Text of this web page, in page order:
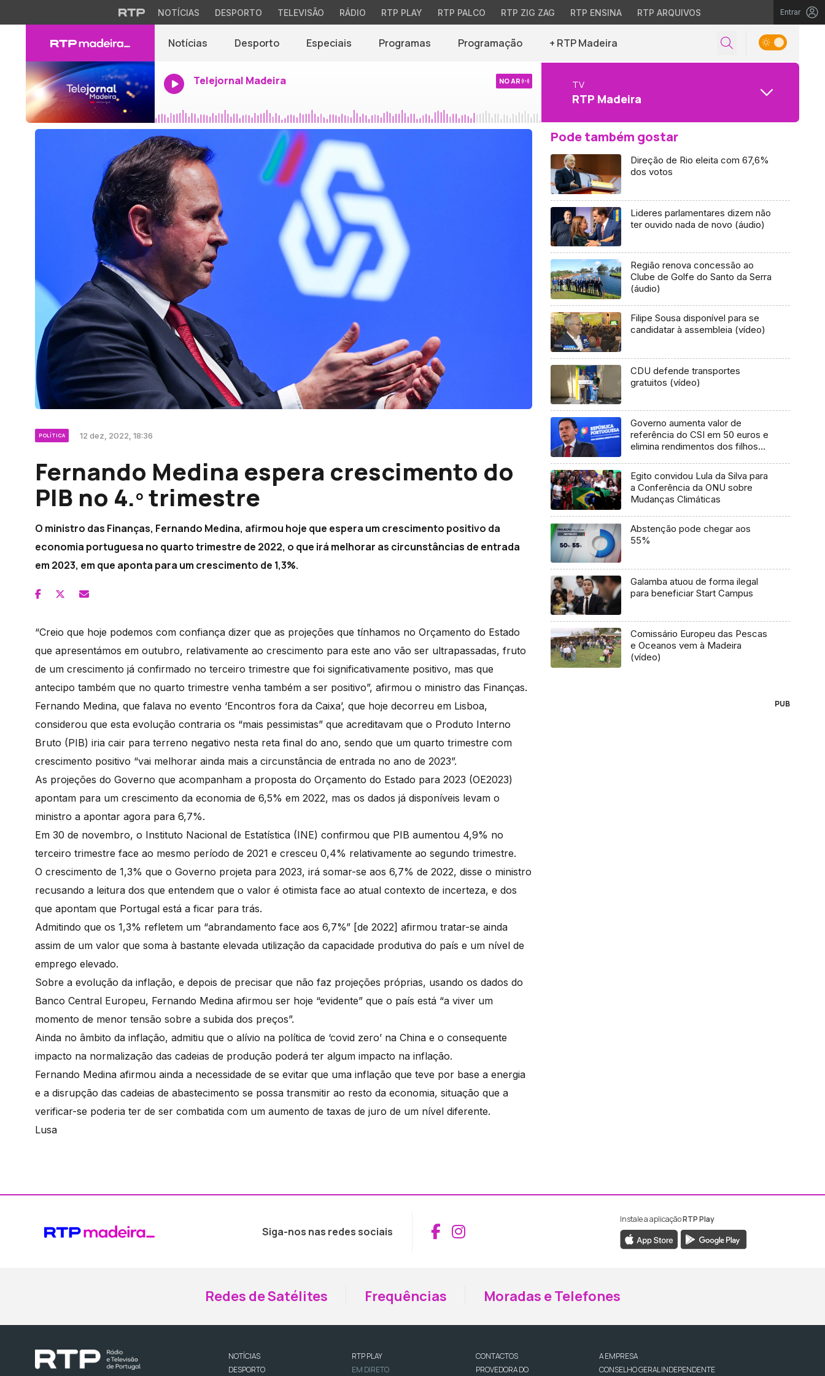
NOTÍCIAS DESPORTO TELEVISÃO RÁDIO RTP PLAY RTP PALCO RTP ZIG ZAG RTP ENSINA RTP ARQUIVOS Entrar
Notícias Desporto Especiais Programas Programação + RTP Madeira
Telejornal Madeira NO AR TV
RTP Madeira
POLÍTICA 12 dez, 2022, 18:36
Fernando Medina espera crescimento do
PIB no 4.º trimestre
O ministro das Finanças, Fernando Medina, afirmou hoje que espera um crescimento positivo da
economia portuguesa no quarto trimestre de 2022, o que irá melhorar as circunstâncias de entrada
em 2023, em que aponta para um crescimento de 1,3%.
“Creio que hoje podemos com confiança dizer que as projeções que tínhamos no Orçamento do Estado
que apresentámos em outubro, relativamente ao crescimento para este ano vão ser ultrapassadas, fruto
de um crescimento já confirmado no terceiro trimestre que foi significativamente positivo, mas que
antecipo também que no quarto trimestre venha também a ser positivo”, afirmou o ministro das Finanças.
Fernando Medina, que falava no evento ‘Encontros fora da Caixa’, que hoje decorreu em Lisboa,
considerou que esta evolução contraria os “mais pessimistas” que acreditavam que o Produto Interno
Bruto (PIB) iria cair para terreno negativo nesta reta final do ano, sendo que um quarto trimestre com
crescimento positivo “vai melhorar ainda mais a circunstância de entrada no ano de 2023”.
As projeções do Governo que acompanham a proposta do Orçamento do Estado para 2023 (OE2023)
apontam para um crescimento da economia de 6,5% em 2022, mas os dados já disponíveis levam o
ministro a apontar agora para 6,7%.
Em 30 de novembro, o Instituto Nacional de Estatística (INE) confirmou que PIB aumentou 4,9% no
terceiro trimestre face ao mesmo período de 2021 e cresceu 0,4% relativamente ao segundo trimestre.
O crescimento de 1,3% que o Governo projeta para 2023, irá somar-se aos 6,7% de 2022, disse o ministro
recusando a leitura dos que entendem que o valor é otimista face ao atual contexto de incerteza, e dos
que apontam que Portugal está a ficar para trás.
Admitindo que os 1,3% refletem um “abrandamento face aos 6,7%” [de 2022] afirmou tratar-se ainda
assim de um valor que soma à bastante elevada utilização da capacidade produtiva do país e um nível de
emprego elevado.
Sobre a evolução da inflação, e depois de precisar que não faz projeções próprias, usando os dados do
Banco Central Europeu, Fernando Medina afirmou ser hoje “evidente” que o país está “a viver um
momento de menor tensão sobre a subida dos preços”.
Ainda no âmbito da inflação, admitiu que o alívio na política de ‘covid zero’ na China e o consequente
impacto na normalização das cadeias de produção poderá ter algum impacto na inflação.
Fernando Medina afirmou ainda a necessidade de se evitar que uma inflação que teve por base a energia
e a disrupção das cadeias de abastecimento se possa transmitir ao resto da economia, situação que a
verificar-se poderia ter de ser combatida com um aumento de taxas de juro de um nível diferente.
Lusa
Pode também gostar
Direção de Rio eleita com 67,6%
dos votos
Lideres parlamentares dizem não
ter ouvido nada de novo (áudio)
Região renova concessão ao
Clube de Golfe do Santo da Serra
(áudio)
Filipe Sousa disponível para se
candidatar à assembleia (vídeo)
CDU defende transportes
gratuitos (vídeo)
Governo aumenta valor de
referência do CSI em 50 euros e
elimina rendimentos dos filhos
Egito convidou Lula da Silva para
a Conferência da ONU sobre
Mudanças Climáticas
Abstenção pode chegar aos
55%
Galamba atuou de forma ilegal
para beneficiar Start Campus
Comissário Europeu das Pescas
e Oceanos vem à Madeira
(vídeo)
PUB
Siga-nos nas redes sociais Aceder ao Facebook da RTP Madeira
Aceder ao Instagram da RTP Madeira
Instale a aplicaçãoRTP Play
Redes de Satélites Frequências Moradas e Telefones
NOTÍCIAS
DESPORTO
RTP PLAY
EM DIRETO
CONTACTOS
PROVEDORA DO
A EMPRESA
CONSELHO GERAL INDEPENDENTE